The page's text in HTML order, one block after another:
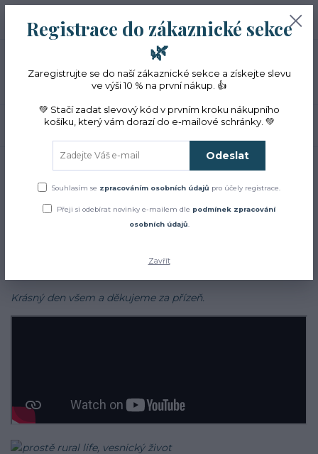
Menu
CZK
Hledat
(Po-Pá, 10-16 hod.)
0ks
0 Kč
Úvod
Blog
Zajímá Vás jak to u nás chodí?
Krásný den všem a děkujeme za přízeň.
Registrace do zákaznické sekce
🌿
Zaregistrujte se do naší zákaznické sekce a získejte slevu
ve výši 10 % na první nákup. 👍
💚 Stačí zadat slevový kód v prvním kroku nákupního
košíku, který vám dorazí do e-mailové schránky. 💚
Odeslat
Souhlasím se zpracováním osobních údajů pro účely registrace.
Přeji si odebírat novinky e-mailem dle podmínek zpracování
osobních údajů
Zavřít